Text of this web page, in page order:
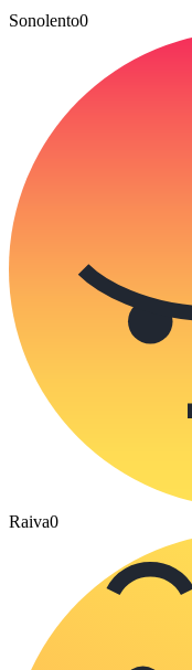
Sonolento0
Raiva0